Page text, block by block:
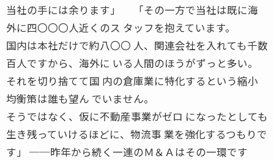
当社の手には余ります」 「その一方で当社は既に海
外に四〇〇〇人近くのス タッフを抱えています。
国内は本社だけで約八〇〇 人、関連会社を入れても千数
百人ですから、海外に いる人間のほうがずっと多い。
それを切り捨てて国 内の倉庫業に特化するという縮小
均衡策は誰も望ん でいません。
そうではなく、仮に不動産事業がゼロ になったとしても
生き残っていけるほどに、物流事 業を強化するつもりで
す」 ──昨年から続く一連のＭ＆Ａはその一環です